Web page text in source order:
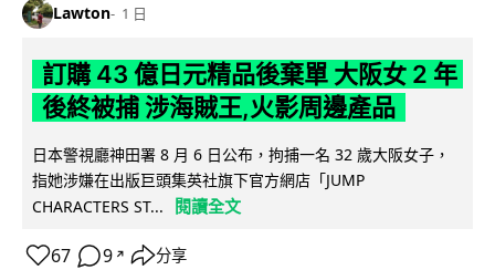
Lawton 1 日
訂購 43 億日元精品後棄單 大阪女 2 年
後終被捕 涉海賊王,火影周邊產品
日本警視廳神田署 8 月 6 日公布，拘捕一名 32 歲大阪女子，
指她涉嫌在出版巨頭集英社旗下官方網店「JUMP
CHARACTERS ST...
閱讀全文
67 9 ↗ 分享